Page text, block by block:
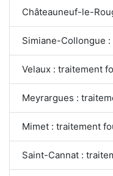
Châteauneuf-le-
Simiane-Collongue
Velaux : traitement
Meyrargues :
Mimet : traitement
Saint-Cannat :